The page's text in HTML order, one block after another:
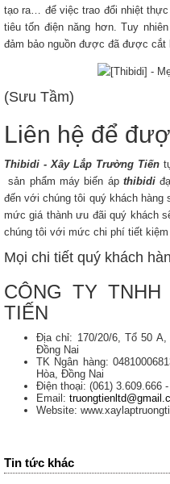
tạo ra… để việc trao đổi nhiệt
tiêu tốn điện năng hơn. Tuy
đảm bảo nguồn được đã được cắt
(Sưu Tầm)
Liên hệ để
Thibidi - Xây Lắp Trường Tiến
sản phẩm máy biến áp thibidi
đến với chúng tôi quý khách
mức giá thành ưu đãi quý khách
chúng tôi với mức chi phí tiết kiệm
Mọi chi tiết quý khách
CÔNG TY
TIẾN
Địa chỉ: 170/20/6, Tổ 50 A,
Đồng Nai
TK Ngân hàng:
Hòa, Đồng Nai
Điện thoại: (061) 3.609.666
Email:
Website:
Tin tức khác